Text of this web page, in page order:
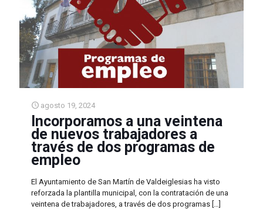
agosto 19, 2024
Incorporamos a una veintena
de nuevos trabajadores a
través de dos programas de
empleo
El Ayuntamiento de San Martín de Valdeiglesias ha visto
reforzada la plantilla municipal, con la contratación de una
veintena de trabajadores, a través de dos programas